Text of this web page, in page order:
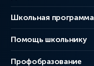
Школьная программа
Помощь школьнику
Профобразование